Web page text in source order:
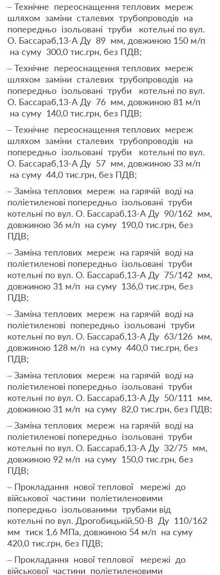
– Технічне переоснащення теплових мереж
шляхом заміни сталевих трубопроводів на
попередньо ізольовані труби котельні по вул.
О. Бассараб,13-А Ду 89 мм, довжиною 150 м/п
на суму 300,0 тис.грн, без ПДВ;
– Технічне переоснащення теплових мереж
шляхом заміни сталевих трубопроводів на
попередньо ізольовані труби котельні по вул.
О. Бассараб,13-А Ду 76 мм, довжиною 81 м/п
на суму 140,0 тис.грн, без ПДВ;
– Технічне переоснащення теплових мереж
шляхом заміни сталевих трубопроводів на
попередньо ізольовані труби котельні по вул.
О. Бассараб,13-А Ду 57 мм, довжиною 33 м/п
на суму 44,0 тис.грн, без ПДВ;
– Заміна теплових мереж на гарячій воді на
поліетиленові попередньо ізольовані труби
котельні по вул. О. Бассараб,13-А Ду 90/162 мм,
довжиною 36 м/п на суму 190,0 тис.грн, без
ПДВ;
– Заміна теплових мереж на гарячій воді на
поліетиленові попередньо ізольовані труби
котельні по вул. О. Бассараб,13-А Ду 75/142 мм,
довжиною 31 м/п на суму 136,0 тис.грн, без
ПДВ;
– Заміна теплових мереж на гарячій воді на
поліетиленові попередньо ізольовані труби
котельні по вул. О. Бассараб,13-А Ду 63/126 мм,
довжиною 128 м/п на суму 440,0 тис.грн, без
ПДВ;
– Заміна теплових мереж на гарячій воді на
поліетиленові попередньо ізольовані труби
котельні по вул. О. Бассараб,13-А Ду 50/111 мм,
довжиною 31 м/п на суму 82,0 тис.грн, без ПДВ;
– Заміна теплових мереж на гарячій воді на
поліетиленові попередньо ізольовані труби
котельні по вул. О. Бассараб,13-А Ду 32/75 мм,
довжиною 92 м/п на суму 150,0 тис.грн, без
ПДВ;
– Прокладання нової теплової мережі до
військової частини поліетиленовими
попередньо ізольованими трубами від
котельні по вул. Дрогобицькій,50-В Ду 110/162
мм тиск 1,6 МПа, довжиною 54 м/п на суму
420,0 тис.грн, без ПДВ;
– Прокладання нової теплової мережі до
військової частини поліетиленовими